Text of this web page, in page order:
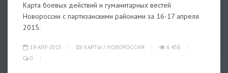
Карта боевых действий и гуманитарных вестей
Новороссии с партизанскими районами за 16-17 апреля
2015.
19-АПР-2015 КАРТЫ / НОВОРОССИЯ
6 458
0